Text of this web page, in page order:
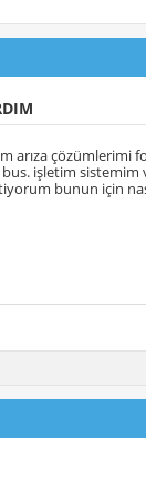
arıza
işletim
bunun için